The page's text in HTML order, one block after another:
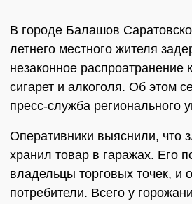
В городе Балашов
летнего местного жителя
незаконное распроатранение
сигарет и алкоголя. Об этом
пресс-служба регионального
Оперативники выяснили, что
хранил товар в гаражах. Его
владельцы торговых точек, и
потребители. Всего у